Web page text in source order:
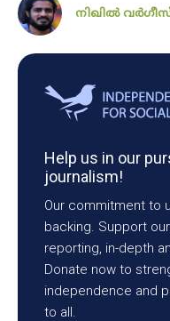
നിഖില്‍
Help us in our
journalism!
Our commitment to
backing. Support
reporting, in-depth
Donate now to
independence and
to all.